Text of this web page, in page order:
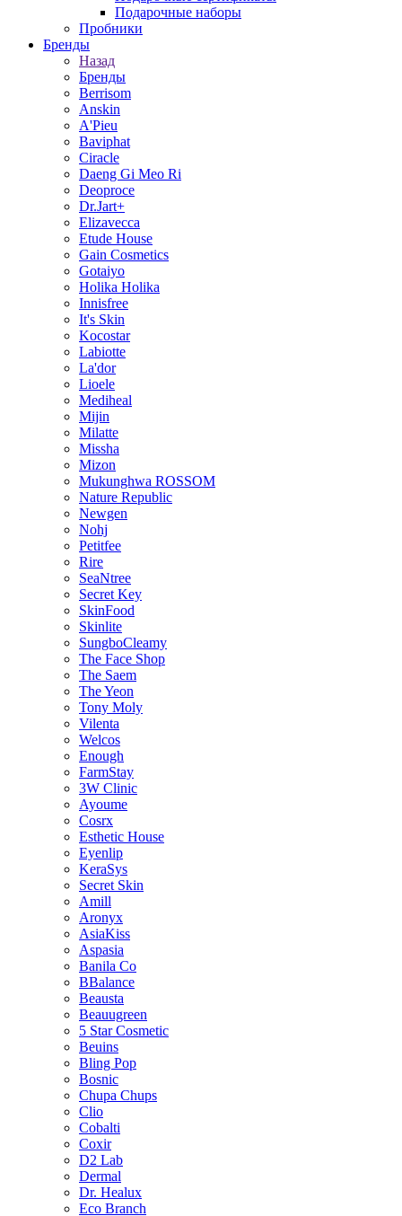
Подарочные наборы
Пробники
Бренды
Назад
Бренды
Berrisom
Anskin
A'Pieu
Baviphat
Ciracle
Daeng Gi Meo Ri
Deoproce
Dr.Jart+
Elizavecca
Etude House
Gain Cosmetics
Gotaiyo
Holika Holika
Innisfree
It's Skin
Kocostar
Labiotte
La'dor
Lioele
Mediheal
Mijin
Milatte
Missha
Mizon
Mukunghwa ROSSOM
Nature Republic
Newgen
Nohj
Petitfee
Rire
SeaNtree
Secret Key
SkinFood
Skinlite
SungboCleamy
The Face Shop
The Saem
The Yeon
Tony Moly
Vilenta
Welcos
Enough
FarmStay
3W Clinic
Ayoume
Cosrx
Esthetic House
Eyenlip
KeraSys
Secret Skin
Amill
Aronyx
AsiaKiss
Aspasia
Banila Co
BBalance
Beausta
Beauugreen
5 Star Cosmetic
Beuins
Bling Pop
Bosnic
Chupa Chups
Clio
Cobalti
Coxir
D2 Lab
Dermal
Dr. Healux
Eco Branch